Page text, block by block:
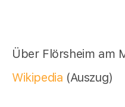
Über Flörsheim am
Wikipedia (Auszug)